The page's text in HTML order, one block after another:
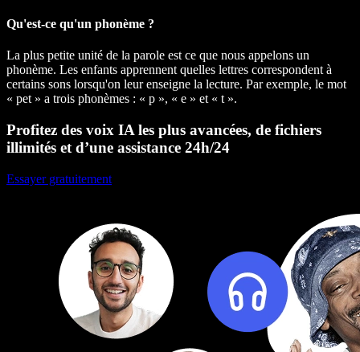
Qu'est-ce qu'un phonème ?
La plus petite unité de la parole est ce que nous appelons un
phonème. Les enfants apprennent quelles lettres correspondent à
certains sons lorsqu'on leur enseigne la lecture. Par exemple, le mot
« pet » a trois phonèmes : « p », « e » et « t ».
Profitez des voix IA les plus avancées, de fichiers
illimités et d’une assistance 24h/24
Essayer gratuitement